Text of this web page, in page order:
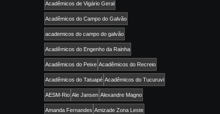
Acadêmicos de Vigário Geral
Acadêmicos do Campo do Galvão
academicos do campo do galvão
Acadêmicos do Engenho da Rainha
Acadêmicos do Peixe Acadêmicos do Recreio
Acadêmicos do Tatuapé Acadêmicos do Tucuruvi
AESM-Rio Ale Jansen Alexandre Magno
Amanda Fernandes Amizade Zona Leste